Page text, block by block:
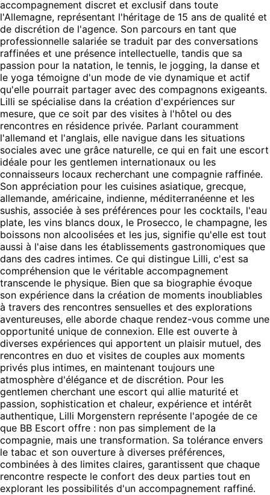
accompagnement discret et exclusif dans toute
l'Allemagne, représentant l'héritage de 15 ans de qualité et
de discrétion de l'agence. Son parcours en tant que
professionnelle salariée se traduit par des conversations
raffinées et une présence intellectuelle, tandis que sa
passion pour la natation, le tennis, le jogging, la danse et
le yoga témoigne d'un mode de vie dynamique et actif
qu'elle pourrait partager avec des compagnons exigeants.
Lilli se spécialise dans la création d'expériences sur
mesure, que ce soit par des visites à l'hôtel ou des
rencontres en résidence privée. Parlant couramment
l'allemand et l'anglais, elle navigue dans les situations
sociales avec une grâce naturelle, ce qui en fait une escort
idéale pour les gentlemen internationaux ou les
connaisseurs locaux recherchant une compagnie raffinée.
Son appréciation pour les cuisines asiatique, grecque,
allemande, américaine, indienne, méditerranéenne et les
sushis, associée à ses préférences pour les cocktails, l'eau
plate, les vins blancs doux, le Prosecco, le champagne, les
boissons non alcoolisées et les jus, signifie qu'elle est tout
aussi à l'aise dans les établissements gastronomiques que
dans des cadres intimes. Ce qui distingue Lilli, c'est sa
compréhension que le véritable accompagnement
transcende le physique. Bien que sa biographie évoque
son expérience dans la création de moments inoubliables
à travers des rencontres sensuelles et des explorations
aventureuses, elle aborde chaque rendez-vous comme une
opportunité unique de connexion. Elle est ouverte à
diverses expériences qui apportent un plaisir mutuel, des
rencontres en duo et visites de couples aux moments
privés plus intimes, en maintenant toujours une
atmosphère d'élégance et de discrétion. Pour les
gentlemen cherchant une escort qui allie maturité et
passion, sophistication et chaleur, expérience et intérêt
authentique, Lilli Morgenstern représente l'apogée de ce
que BB Escort offre : non pas simplement de la
compagnie, mais une transformation. Sa tolérance envers
le tabac et son ouverture à diverses préférences,
combinées à des limites claires, garantissent que chaque
rencontre respecte le confort des deux parties tout en
explorant les possibilités d'un accompagnement raffiné.